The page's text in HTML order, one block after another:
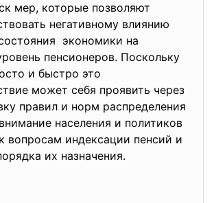
мер, которые позволяют
негативному влиянию
экономики на
пенсионеров. Поскольку
и быстро это
может себя проявить через
правил и норм распределения
населения и политиков
вопросам индексации пенсий и
их назначения.